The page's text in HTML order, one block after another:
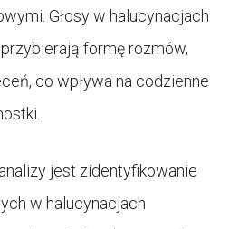
Głosy w halucynacjach
formę rozmów,
co wpływa na codzienne
jest zidentyfikowanie
w halucynacjach